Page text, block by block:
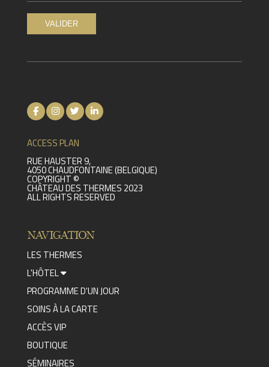
ACCESS PLAN
RUE HAUSTER 9,
4050 CHAUDFONTAINE (BELGIQUE)
COPYRIGHT ©
CHÂTEAU DES THERMES 2023
ALL RIGHTS RESERVED
NAVIGATION
LES THERMES
L'HÔTEL
PROGRAMME D'UN JOUR
SOINS À LA CARTE
ACCÈS VIP
BOUTIQUE
SÉMINAIRES